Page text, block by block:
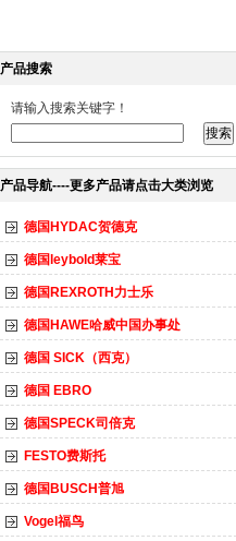
产品搜索
请输入搜索关键字！
产品导航----更多产品请点击大类浏览
德国HYDAC贺德克
德国leybold莱宝
德国REXROTH力士乐
德国HAWE哈威中国办事处
德国 SICK（西克）
德国 EBRO
德国SPECK司倍克
FESTO费斯托
德国BUSCH普旭
Vogel福鸟